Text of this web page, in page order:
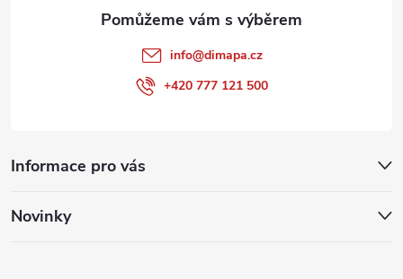
Informace pro vás
Novinky
info@dimapa.cz
+420 777 121 500